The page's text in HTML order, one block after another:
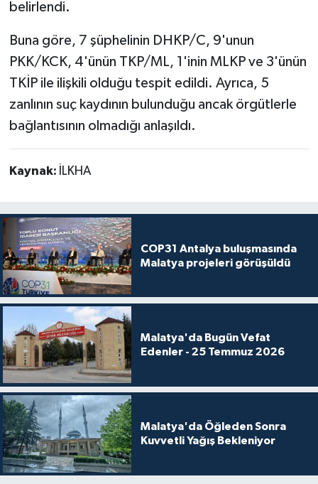
belirlendi.
Buna göre, 7 şüphelinin DHKP/C, 9'unun
PKK/KCK, 4'ünün TKP/ML, 1'inin MLKP ve 3'ünün
TKİP ile ilişkili olduğu tespit edildi. Ayrıca, 5
zanlının suç kaydının bulunduğu ancak örgütlerle
bağlantısının olmadığı anlaşıldı.
Kaynak: İLKHA
COP31 Antalya buluşmasında
Malatya projeleri görüşüldü
Malatya'da Bugün Vefat
Edenler - 25 Temmuz 2026
Malatya'da Öğleden Sonra
Kuvvetli Yağış Bekleniyor